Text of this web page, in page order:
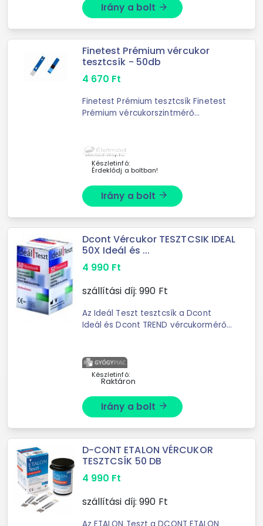
Irány a bolt arrow_forward
Finetest Prémium vércukor
tesztcsík - 50db
4 670 Ft
Finetest Prémium tesztcsík Finetest
Prémium vércukorszintmérő
coding ...
Készletinfó:
Érdeklődj a boltban!
Irány a bolt arrow_forward
Dcont Vércukor TESZTCSIK IDEAL
50X Ideál és ...
4 990 Ft
szállítási díj: 990 Ft
Az Ideál Teszt tesztcsík a Dcont
Ideál és Dcont TREND vércukormérő
adatok:Mérési tartomány: 0,6-33,3 ...
Készletinfó:
Raktáron
Irány a bolt arrow_forward
D-CONT ETALON VÉRCUKOR
TESZTCSÍK 50 DB
4 990 Ft
szállítási díj: 990 Ft
Az ETALON Teszt a DCONT ETALON